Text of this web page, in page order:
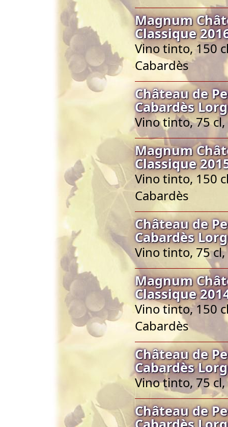
Magnum
Classique
Vino tinto, 150
Cabardès
Château de
Cabardès
Vino tinto, 75
Magnum
Classique
Vino tinto, 150
Cabardès
Château de
Cabardès
Vino tinto, 75
Magnum
Classique
Vino tinto, 150
Cabardès
Château de
Cabardès
Vino tinto, 75
Château de